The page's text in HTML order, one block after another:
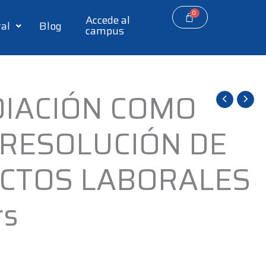
Blog Accede al
campus
COMO
DE
LABORALES